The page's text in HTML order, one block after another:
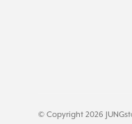
© Copyright 2026